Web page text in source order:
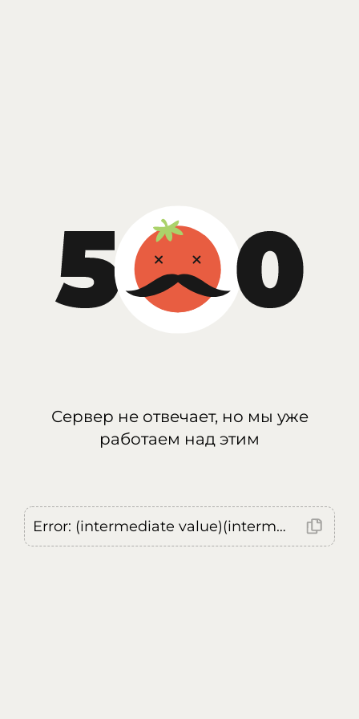
Сервер не отвечает, но мы уже
работаем над этим
Error: (intermediate value)(intermediate value)(intermediate value).replaceAll is not a function